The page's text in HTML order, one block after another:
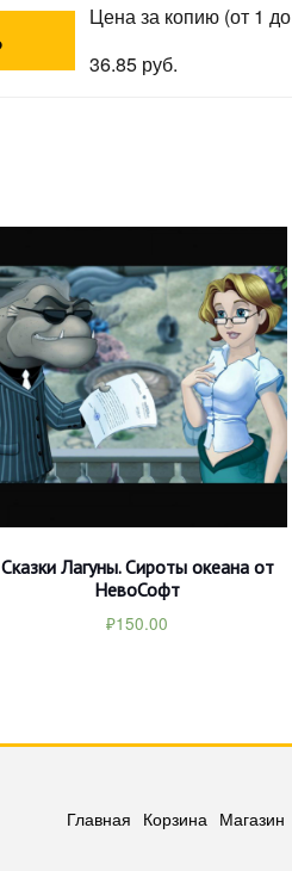
Цена за копию (от 1
36.85 руб.
Сказки Лагуны. Сироты океана от
НевоСофт
₽150.00
Главная Корзина Магазин